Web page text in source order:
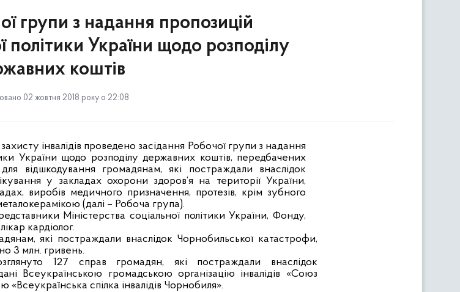
групи з надання пропозицій
політики України щодо розподілу
коштів
02 жовтня 2018 року о 22:08
інвалідів проведено засідання Робочої групи з надання
України щодо розподілу державних коштів, передбачених
відшкодування громадянам, які постраждали внаслідок
у закладах охорони здоров’я на території України,
виробів медичного призначення, протезів, крім зубного
(далі – Робоча група).
Міністерства соціальної політики України, Фонду,
кардіолог.
які постраждали внаслідок Чорнобильської катастрофи,
3 млн. гривень.
127 справ громадян,
які постраждали внаслідок
Всеукраїнською громадською організацію інвалідів «Союз
«Всеукраїнська спілка інвалідів Чорнобиля».